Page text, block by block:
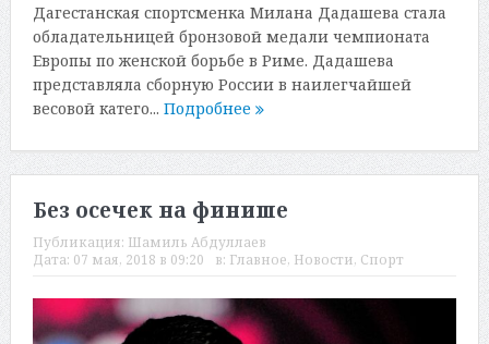
Дагестанская спортсменка Милана Дадашева стала
обладательницей бронзовой медали чемпионата
Европы по женской борьбе в Риме. Дадашева
представляла сборную России в наилегчайшей
весовой катего... Подробнее
Без осечек на финише
Публикация: Шамиль Абдуллаев
Дата: 07 мая, 2018 в 09:20 в: Главное, Новости, Спорт